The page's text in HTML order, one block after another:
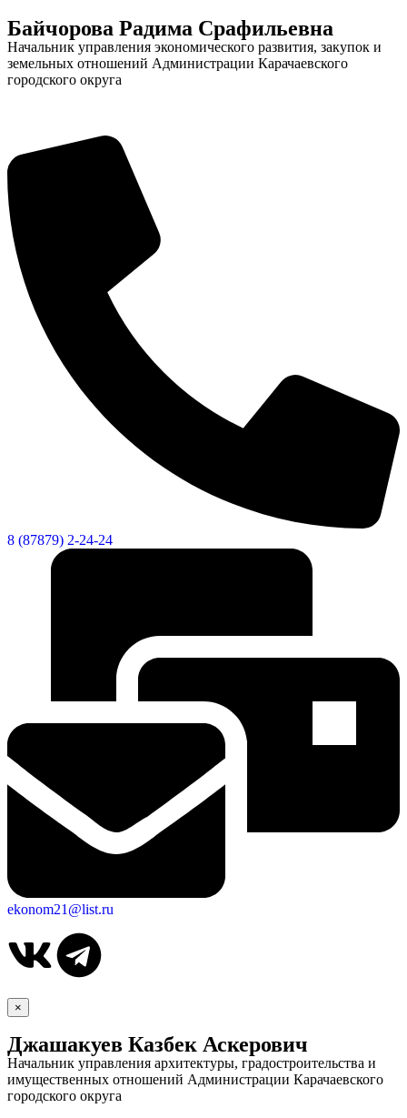
Дума
Байчорова Радима Срафильевна
Начальник управления экономического развития, закупок и
земельных отношений Администрации Карачаевского
городского округа
8 (87879) 2-24-24
ekonom21@list.ru
×
Джашакуев Казбек Аскерович
Начальник управления архитектуры, градостроительства и
имущественных отношений Администрации Карачаевского
городского округа